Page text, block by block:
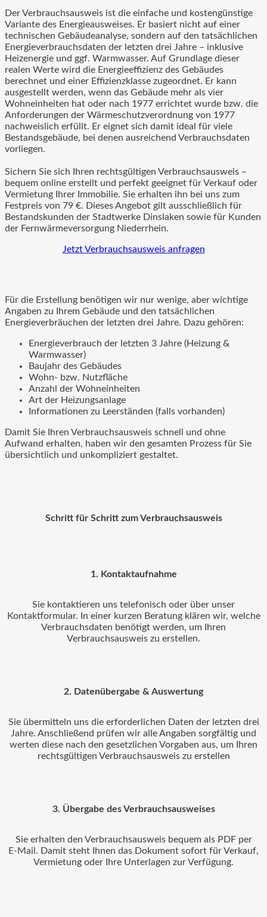
Der Verbrauchsausweis ist die einfache und kostengünstige
Variante des Energieausweises. Er basiert nicht auf einer
technischen Gebäudeanalyse, sondern auf den tatsächlichen
Energieverbrauchsdaten der letzten drei Jahre – inklusive
Heizenergie und ggf. Warmwasser. Auf Grundlage dieser
realen Werte wird die Energieeffizienz des Gebäudes
berechnet und einer Effizienzklasse zugeordnet. Er kann
ausgestellt werden, wenn das Gebäude mehr als vier
Wohneinheiten hat oder nach 1977 errichtet wurde bzw. die
Anforderungen der Wärmeschutzverordnung von 1977
nachweislich erfüllt. Er eignet sich damit ideal für viele
Bestandsgebäude, bei denen ausreichend Verbrauchsdaten
vorliegen.
Sichern Sie sich Ihren rechtsgültigen Verbrauchsausweis –
bequem online erstellt und perfekt geeignet für Verkauf oder
Vermietung Ihrer Immobilie. Sie erhalten ihn bei uns zum
Festpreis von 79 €. Dieses Angebot gilt ausschließlich für
Bestandskunden der Stadtwerke Dinslaken sowie für Kunden
der Fernwärmeversorgung Niederrhein.
Jetzt Verbrauchsausweis anfragen
Für die Erstellung benötigen wir nur wenige, aber wichtige
Angaben zu Ihrem Gebäude und den tatsächlichen
Energieverbräuchen der letzten drei Jahre. Dazu gehören:
Energieverbrauch der letzten 3 Jahre (Heizung &
Warmwasser)
Baujahr des Gebäudes
Wohn- bzw. Nutzfläche
Anzahl der Wohneinheiten
Art der Heizungsanlage
Informationen zu Leerständen (falls vorhanden)
Damit Sie Ihren Verbrauchsausweis schnell und ohne
Aufwand erhalten, haben wir den gesamten Prozess für Sie
übersichtlich und unkompliziert gestaltet.
Schritt für Schritt zum Verbrauchsausweis
1. Kontaktaufnahme
Sie kontaktieren uns telefonisch oder über unser
Kontaktformular. In einer kurzen Beratung klären wir, welche
Verbrauchsdaten benötigt werden, um Ihren
Verbrauchsausweis zu erstellen.
2. Datenübergabe & Auswertung
Sie übermitteln uns die erforderlichen Daten der letzten drei
Jahre. Anschließend prüfen wir alle Angaben sorgfältig und
werten diese nach den gesetzlichen Vorgaben aus, um Ihren
rechtsgültigen Verbrauchsausweis zu erstellen
3. Übergabe des Verbrauchsausweises
Sie erhalten den Verbrauchsausweis bequem als PDF per
E‑Mail. Damit steht Ihnen das Dokument sofort für Verkauf,
Vermietung oder Ihre Unterlagen zur Verfügung.